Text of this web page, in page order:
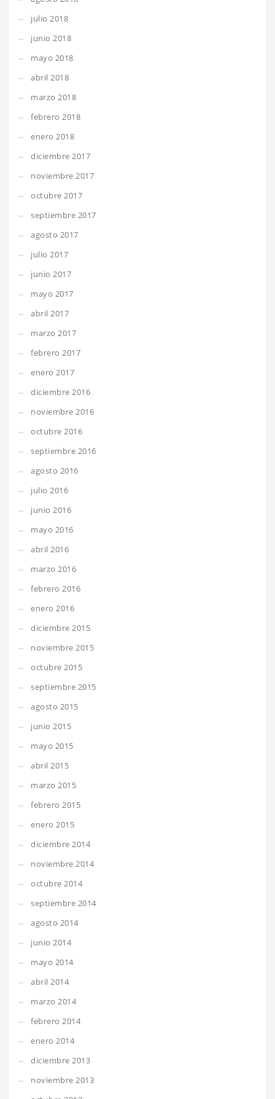
julio 2018
junio 2018
mayo 2018
abril 2018
marzo 2018
febrero 2018
enero 2018
diciembre 2017
noviembre 2017
octubre 2017
septiembre 2017
agosto 2017
julio 2017
junio 2017
mayo 2017
abril 2017
marzo 2017
febrero 2017
enero 2017
diciembre 2016
noviembre 2016
octubre 2016
septiembre 2016
agosto 2016
julio 2016
junio 2016
mayo 2016
abril 2016
marzo 2016
febrero 2016
enero 2016
diciembre 2015
noviembre 2015
octubre 2015
septiembre 2015
agosto 2015
junio 2015
mayo 2015
abril 2015
marzo 2015
febrero 2015
enero 2015
diciembre 2014
noviembre 2014
octubre 2014
septiembre 2014
agosto 2014
junio 2014
mayo 2014
abril 2014
marzo 2014
febrero 2014
enero 2014
diciembre 2013
noviembre 2013